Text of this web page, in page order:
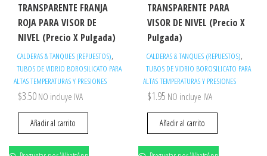
TRANSPARENTE FRANJA
ROJA PARA VISOR DE
NIVEL (Precio X Pulgada)
CALDERAS & TANQUES (REPUESTOS),
TUBOS DE VIDRIO BOROSILICATO PARA
ALTAS TEMPERATURAS Y PRESIONES
$3.50 NO incluye IVA
Añadir al carrito
TRANSPARENTE PARA
VISOR DE NIVEL (Precio X
Pulgada)
CALDERAS & TANQUES (REPUESTOS),
TUBOS DE VIDRIO BOROSILICATO PARA
ALTAS TEMPERATURAS Y PRESIONES
$1.95 NO incluye IVA
Añadir al carrito